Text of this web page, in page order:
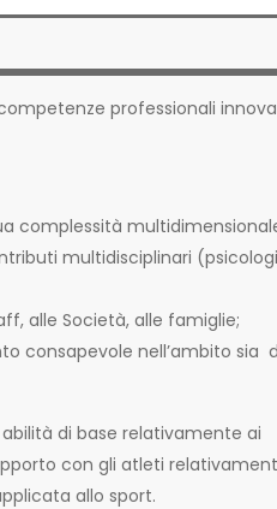
professionali
complessità
multidisciplinari
alle Società, alle famiglie;
consapevole nell’ambito sia
di base relativamente ai
con gli atleti
allo sport.